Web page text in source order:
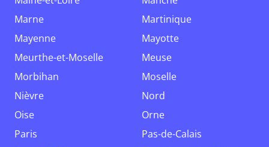
Marne
Martinique
Mayenne
Mayotte
Meurthe-et-Moselle
Meuse
Morbihan
Moselle
Nièvre
Nord
Oise
Orne
Paris
Pas-de-Calais